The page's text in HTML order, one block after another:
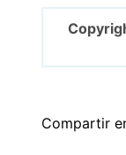
Compartir